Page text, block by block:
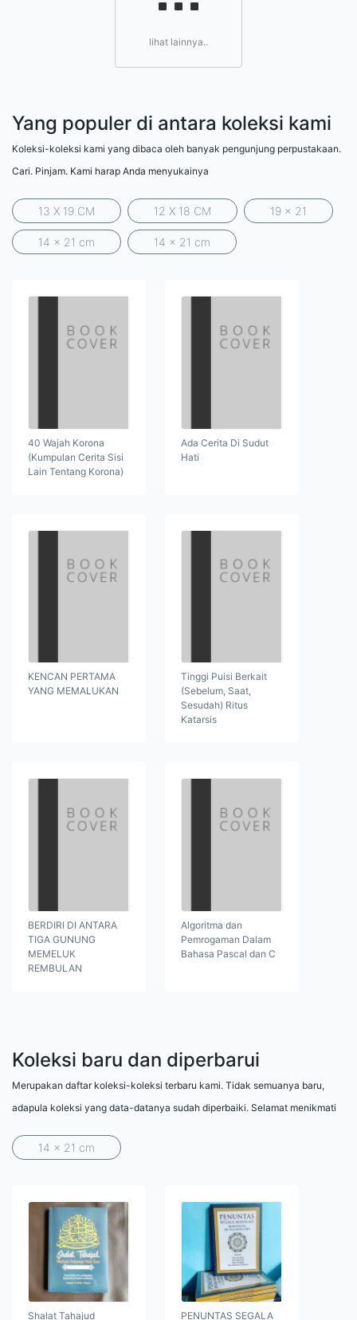
lihat lainnya..
Yang populer di antara koleksi kami
Koleksi-koleksi kami yang dibaca oleh banyak pengunjung perpustakaan.
Cari. Pinjam. Kami harap Anda menyukainya
13 X 19 CM 12 X 18 CM 19 x 21
14 x 21 cm 14 x 21 cm
40 Wajah Korona
(Kumpulan Cerita Sisi
Lain Tentang Korona)
Ada Cerita Di Sudut
Hati
KENCAN PERTAMA
YANG MEMALUKAN
Tinggi Puisi Berkait
(Sebelum, Saat,
Sesudah) Ritus
Katarsis
BERDIRI DI ANTARA
TIGA GUNUNG
MEMELUK
REMBULAN
Algoritma dan
Pemrogaman Dalam
Bahasa Pascal dan C
Koleksi baru dan diperbarui
Merupakan daftar koleksi-koleksi terbaru kami. Tidak semuanya baru,
adapula koleksi yang data-datanya sudah diperbaiki. Selamat menikmati
14 x 21 cm
Shalat Tahajud PENUNTAS SEGALA